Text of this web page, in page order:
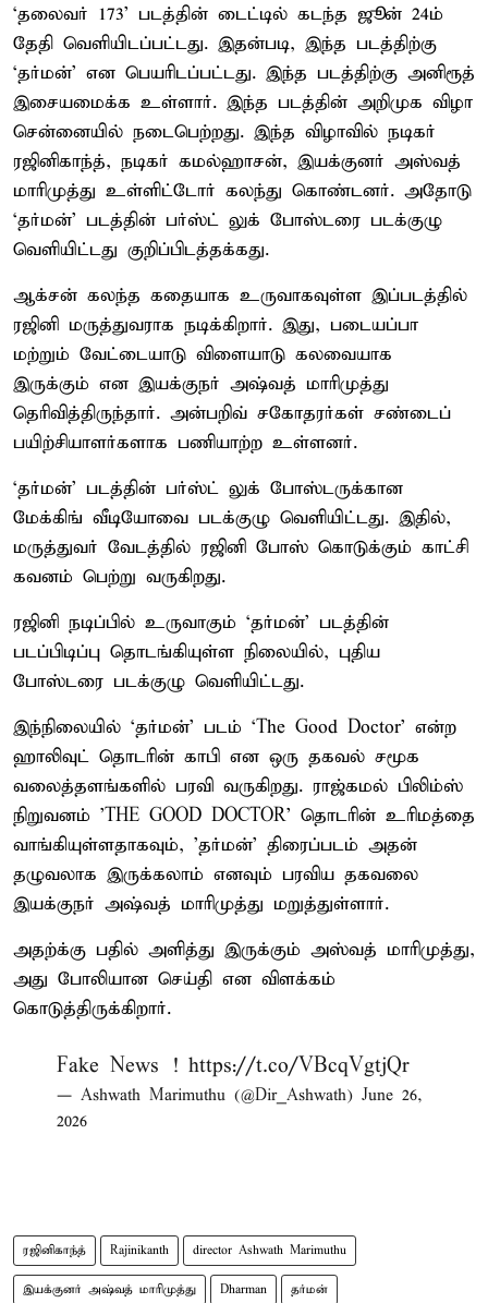
‘தலைவர் 173’ படத்தின் டைட்டில் கடந்த ஜூன் 24ம்
தேதி வெளியிடப்பட்டது. இதன்படி, இந்த படத்திற்கு
‘தர்மன்’ என பெயரிடப்பட்டது. இந்த படத்திற்கு அனிரூத்
இசையமைக்க உள்ளார். இந்த படத்தின் அறிமுக விழா
சென்னையில் நடைபெற்றது. இந்த விழாவில் நடிகர்
ரஜினிகாந்த், நடிகர் கமல்ஹாசன், இயக்குனர் அஸ்வத்
மாரிமுத்து உள்ளிட்டோர் கலந்து கொண்டனர். அதோடு
‘தர்மன்’ படத்தின் பர்ஸ்ட் லுக் போஸ்டரை படக்குழு
வெளியிட்டது குறிப்பிடத்தக்கது.
ஆக்சன் கலந்த கதையாக உருவாகவுள்ள இப்படத்தில்
ரஜினி மருத்துவராக நடிக்கிறார். இது, படையப்பா
மற்றும் வேட்டையாடு விளையாடு கலவையாக
இருக்கும் என இயக்குநர் அஷ்வத் மாரிமுத்து
தெரிவித்திருந்தார். அன்பறிவ் சகோதரர்கள் சண்டைப்
பயிற்சியாளர்களாக பணியாற்ற உள்ளனர்.
‘தர்மன்’ படத்தின் பர்ஸ்ட் லுக் போஸ்டருக்கான
மேக்கிங் வீடியோவை படக்குழு வெளியிட்டது. இதில்,
மருத்துவர் வேடத்தில் ரஜினி போஸ் கொடுக்கும் காட்சி
கவனம் பெற்று வருகிறது.
ரஜினி நடிப்பில் உருவாகும் ‘தர்மன்’ படத்தின்
படப்பிடிப்பு தொடங்கியுள்ள நிலையில், புதிய
போஸ்டரை படக்குழு வெளியிட்டது.
இந்நிலையில் ‘தர்மன்’ படம் ‘The Good Doctor’ என்ற
ஹாலிவுட் தொடரின் காபி என ஒரு தகவல் சமூக
வலைத்தளங்களில் பரவி வருகிறது. ராஜ்கமல் பிலிம்ஸ்
நிறுவனம் 'THE GOOD DOCTOR' தொடரின் உரிமத்தை
வாங்கியுள்ளதாகவும், 'தர்மன்' திரைப்படம் அதன்
தழுவலாக இருக்கலாம் எனவும் பரவிய தகவலை
இயக்குநர் அஷ்வத் மாரிமுத்து மறுத்துள்ளார்.
அதற்க்கு பதில் அளித்து இருக்கும் அஸ்வத் மாரிமுத்து,
அது போலியான செய்தி என விளக்கம்
கொடுத்திருக்கிறார்.
Fake News ! https://t.co/VBcqVgtjQr
— Ashwath Marimuthu (@Dir_Ashwath) June 26,
2026
ரஜினிகாந்த் Rajinikanth director Ashwath Marimuthu
இயக்குனர் அஷ்வத் மாரிமுத்து Dharman தர்மன்